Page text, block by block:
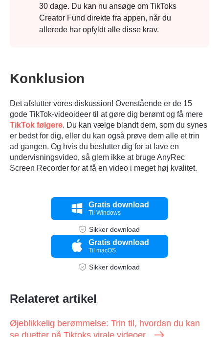
30 dage. Du kan nu ansøge om TikToks
Creator Fund direkte fra appen, når du
allerede har opfyldt alle disse krav.
Konklusion
Det afslutter vores diskussion! Ovenstående er de 15
gode TikTok-videoideer til at gøre dig berømt og få mere
TikTok følgere. Du kan vælge blandt dem, som du synes
er bedst for dig, eller du kan også prøve dem alle et trin
ad gangen. Og hvis du beslutter dig for at lave en
undervisningsvideo, så glem ikke at bruge AnyRec
Screen Recorder for at få en video i meget høj kvalitet.
Gratis download
Til Windows
Sikker download
Gratis download
Til macOS
Sikker download
Relateret artikel
Øjeblikkelig berømmelse: Trin til, hvordan du kan
se duetter på Tiktoks virale videoer